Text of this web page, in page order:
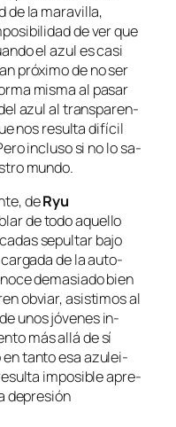
de la ma­ra­vi­lla,
de ver que
el azul es ca­si
pró­xi­mo de no ser
mis­ma al pa­sar
azul al trans­pa­ren­
nos re­sul­ta di­fí­cil
in­clu­so si no lo sa­
mundo.
, deRyu
de to­do aque­llo
se­pul­tar ba­jo
de la auto-
de­ma­sia­do bien
ob­viar, asis­ti­mos al
unos jó­ve­nes in­
más allá de sí
en tan­to esa azu­lei­
im­po­si­ble apre­
de­pre­sión